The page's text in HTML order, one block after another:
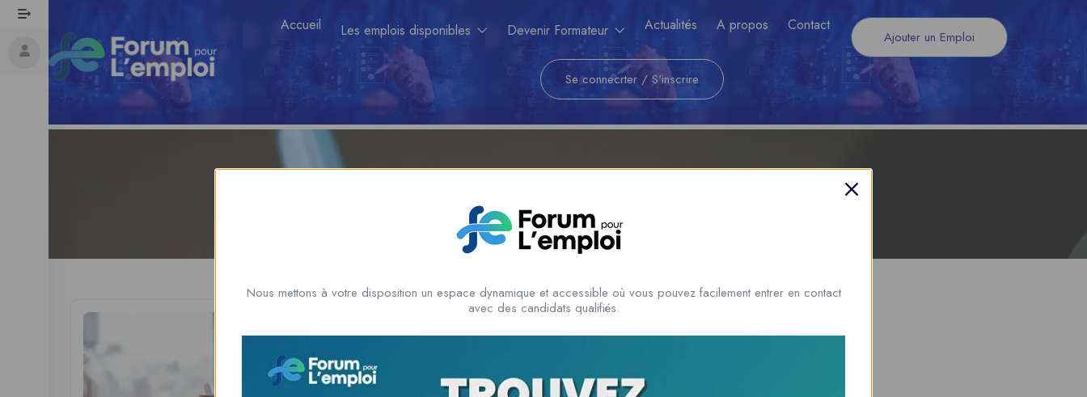
Accueil Les emplois disponibles Devenir Formateur Actualités A propos Contact
Ajouter un Emploi
Se connecrter / S'inscrire
Employment And Economy
Home Employment and Economy
Nous mettons à votre disposition un espace dynamique et accessible où vous pouvez facilement entrer en contact
avec des candidats qualifiés.